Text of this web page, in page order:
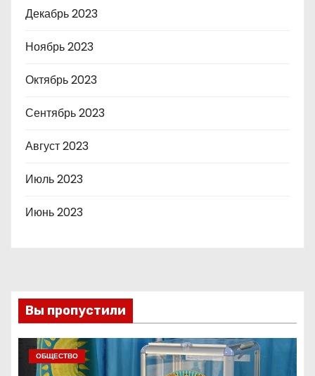
Декабрь 2023
Ноябрь 2023
Октябрь 2023
Сентябрь 2023
Август 2023
Июль 2023
Июнь 2023
Вы пропустили
ОБЩЕСТВО